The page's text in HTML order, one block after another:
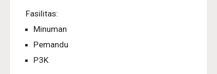
Fasilitas:
Minuman
Pemandu
P3K